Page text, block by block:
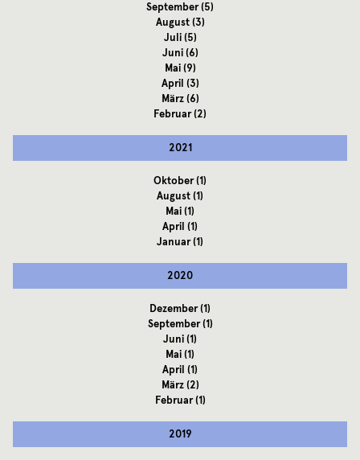
September(5)
August(3)
Juli(5)
Juni(6)
Mai(9)
April (3)
März(6)
Februar(2)
2021
Oktober(1)
August(1)
Mai(1)
April (1)
Januar(1)
2020
Dezember(1)
September(1)
Juni(1)
Mai(1)
April (1)
März(2)
Februar(1)
2019